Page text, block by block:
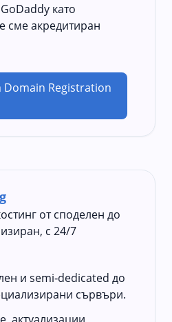
като
сме акредитиран
Domain Registration
от споделен до
с 24/7
и semi‑dedicated до
сървъри.